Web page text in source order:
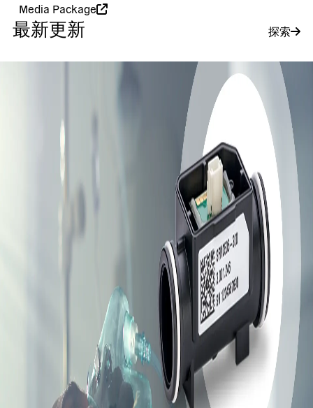
Media Package
最新更新 探索